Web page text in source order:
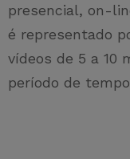
presencial, on-
é representado
vídeos de 5 a 10
período de